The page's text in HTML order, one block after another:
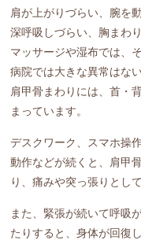
肩が上がりづらい、腕を
深呼吸しづらい、胸まわ
マッサージや湿布では、
病院では大きな異常はな
肩甲骨まわりには、首・
まっています。
デスクワーク、スマホ操
動作などが続くと、肩甲
り、痛みや突っ張りとし
また、緊張が続いて呼吸
たりすると、身体が回復